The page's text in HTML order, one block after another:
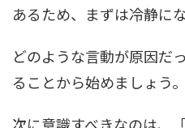
あるため、まずは冷静に
どのような言動が原因だ
ることから始めましょう。